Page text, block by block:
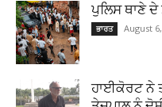
ਪੁਲਿਸ ਥਾਣੇ
ਭਾਰਤ August
ਹਾਈਕੋਰਟ ਨੇ